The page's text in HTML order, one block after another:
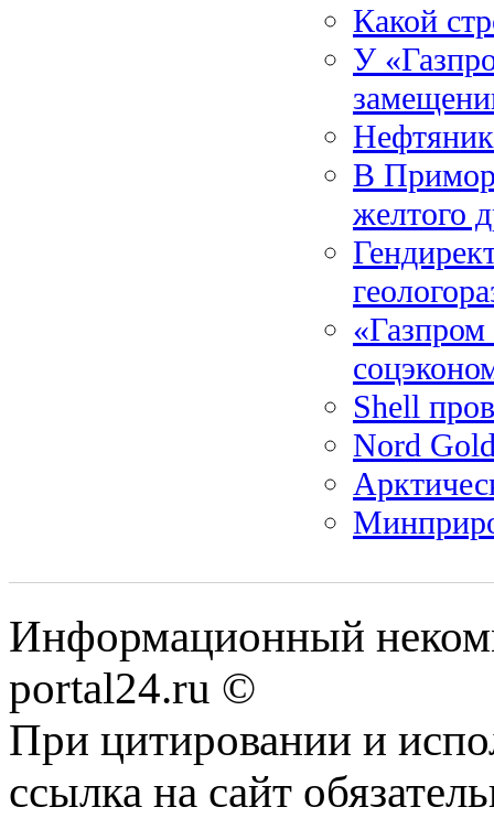
Какой
У
В
желтого
«Газпром
Shell
Nord
Информационный
portal24.ru ©
При цитировании и
ссылка на сайт